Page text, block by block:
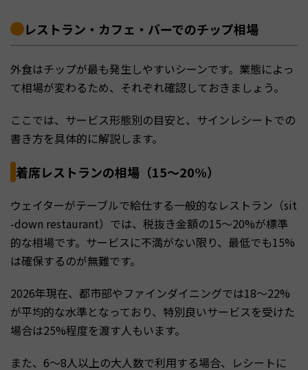
レストラン・カフェ・バーでのチップ相場
外食はチップが最も発生しやすいシーンです。業態によっ
て相場が変わるため、それぞれ確認しておきましょう。
ここでは、サービス形態別の目安と、サインレシートでの
書き方を具体的に解説します。
着席レストランの相場（15〜20%）
ウェイターがテーブルで給仕する一般的なレストラン（sit
-down restaurant）では、税抜き金額の15〜20%が標準
的な相場です。サービスに不満がない限り、最低でも15%
は確保するのが無難です。
2026年現在、都市部やファインダイニングでは18〜22%
が平均的な水準となっており、特別良いサービスを受けた
場合は25%程度を渡す人もいます。
また、6〜8人以上の大人数で利用する場合、レシートに